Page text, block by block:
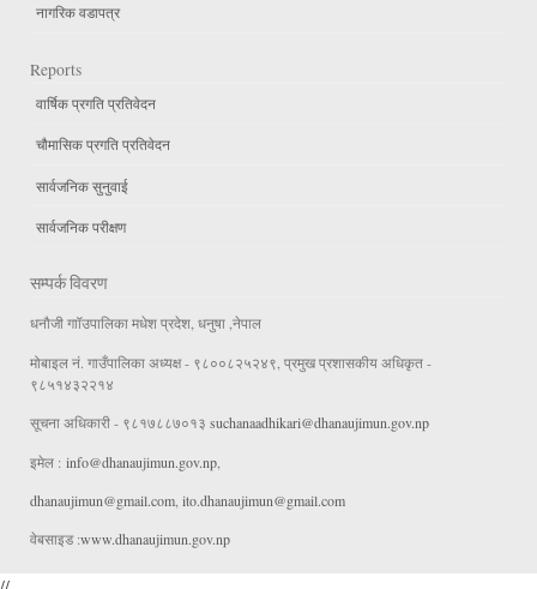
नागरिक वडापत्र
Reports
वार्षिक प्रगति प्रतिवेदन
चौमासिक प्रगति प्रतिवेदन
सार्वजनिक सुनुवाई
सार्वजनिक परीक्षण
सम्पर्क विवरण
धनौजी गाॉउपालिका मधेश प्रदेश, धनुषा ,नेपाल
मोबाइल नं. गाउँपालिका अध्यक्ष - ९८००८२५२४९, प्रमुख प्रशासकीय अधिकृत -
९८५१४३२२१४
सूचना अधिकारी - ९८१७८८७०१३ suchanaadhikari@dhanaujimun.gov.np
इमेल : info@dhanaujimun.gov.np
dhanaujimun@gmail.com ito.dhanaujimun@gmail.com
वेबसाइड :www.dhanaujimun.gov.np